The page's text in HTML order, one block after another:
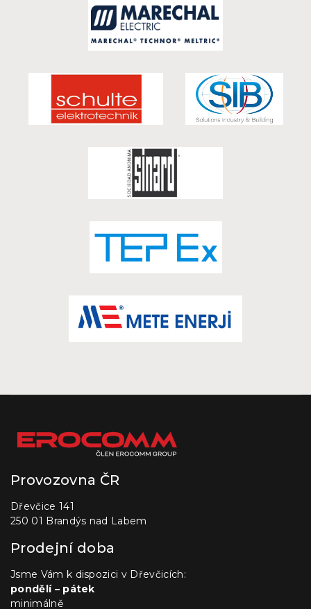
Provozovna ČR
Dřevčice 141
250 01 Brandýs nad Labem
Prodejní doba
Jsme Vám k dispozici v Dřevčicích:
pondělí – pátek
minimálně